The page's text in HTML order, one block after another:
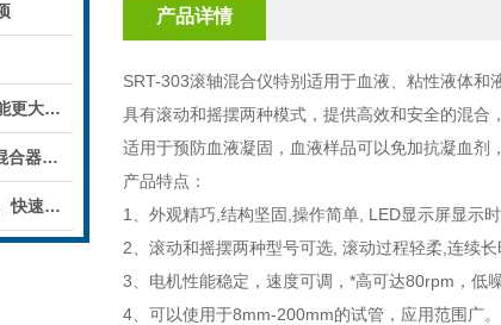
规范的操作漩涡混合器才能更大程度的发挥他的作用
let's go,一起来看看漩涡混合器的操作流程
漩涡混合器能够实现高效、快速的混合
产品详情
SRT-303滚轴混合仪特别适用于血液、粘性液体和
具有滚动和摇摆两种模式，提供高效和安全的混合
适用于预防血液凝固，血液样品可以免加抗凝血剂
产品特点：
1
、外观精巧 结构坚固 操作简单 , LED显示屏显示时
2 、滚动和摇摆两种型号可选 滚动过程轻柔 连续长
3 、电机性能稳定，速度可调，*高可达80rpm ，低
4 、可以使用于8mm-200mm的试管，应用范围广。